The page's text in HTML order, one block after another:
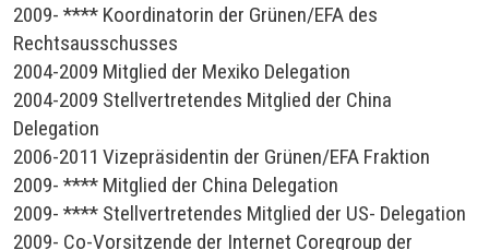
2009- **** Koordinatorin der Grünen/EFA des
Rechtsausschusses
2004-2009 Mitglied der Mexiko Delegation
2004-2009 Stellvertretendes Mitglied der China
Delegation
2006-2011 Vizepräsidentin der Grünen/EFA Fraktion
2009- **** Mitglied der China Delegation
2009- **** Stellvertretendes Mitglied der US- Delegation
2009- Co-Vorsitzende der Internet Coregroup der